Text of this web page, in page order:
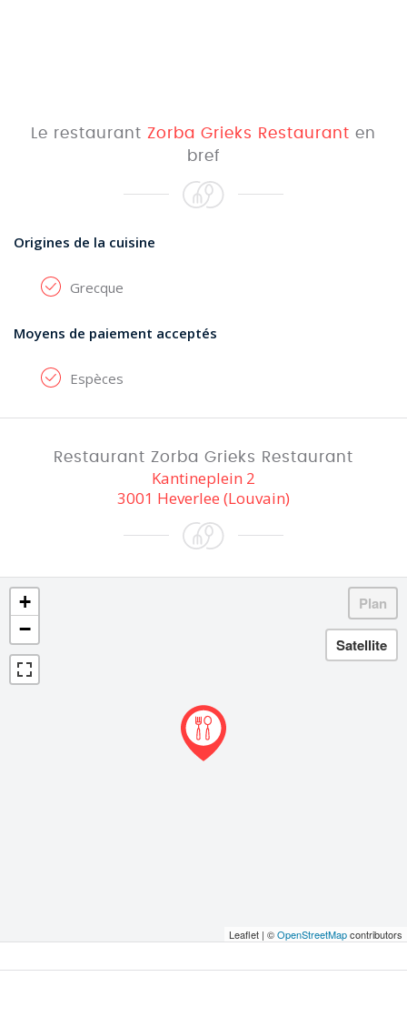
Le restaurant Zorba Grieks Restaurant en
bref
Origines de la cuisine
Grecque
Moyens de paiement acceptés
Espèces
Restaurant Zorba Grieks Restaurant
Kantineplein 2
3001 Heverlee (Louvain)
+
−
Leaflet | ©OpenStreetMapcontributors